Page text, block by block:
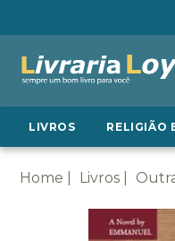
LIVROS RELIGIÃO
Home Livros